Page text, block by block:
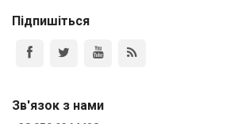
Підпишіться
Зв'язок з нами